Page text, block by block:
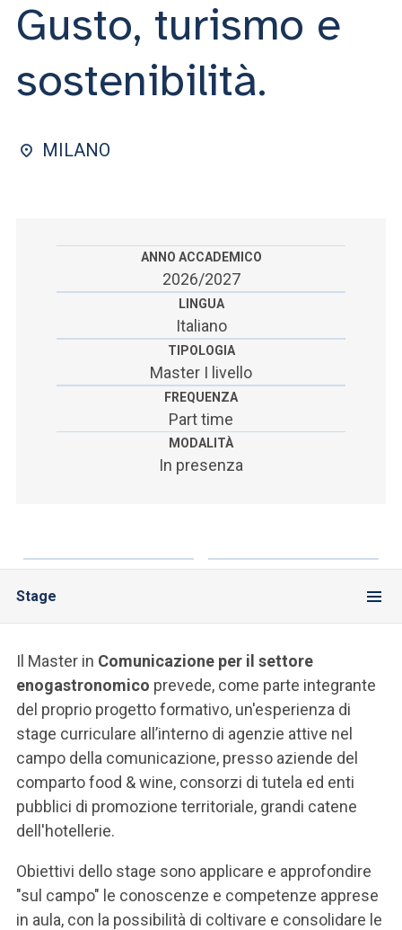
SEI UN DOCENTE O UN MEMBRO DELLO STAFF
ACCEDI A CLOUDMAIL
Gusto, turismo e
sostenibilità.
MILANO
ANNO ACCADEMICO
2026/2027
LINGUA
Italiano
TIPOLOGIA
Master I livello
FREQUENZA
Part time
MODALITÀ
In presenza
Stage
Il Master in Comunicazione per il settore
enogastronomico prevede, come parte integrante
del proprio progetto formativo, un'esperienza di
stage curriculare all’interno di agenzie attive nel
campo della comunicazione, presso aziende del
comparto food & wine, consorzi di tutela ed enti
pubblici di promozione territoriale, grandi catene
dell'hotellerie.
Obiettivi dello stage sono applicare e approfondire
"sul campo" le conoscenze e competenze apprese
in aula, con la possibilità di coltivare e consolidare le